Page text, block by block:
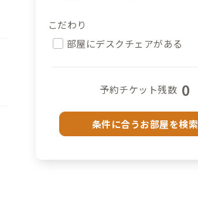
こだわり
部屋にデスクチェアがある
予約チケット残数 0
条件に合うお部屋を検索